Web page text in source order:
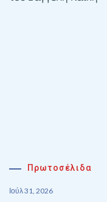
Πρωτοσέλιδα
Ιούλ 31, 2026